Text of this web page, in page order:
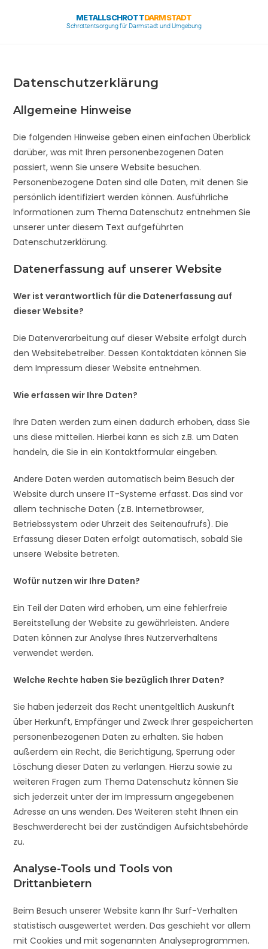
METALLSCHROTTDARMSTADT
Schrottentsorgung für Darmstadt und Umgebung
Datenschutzerklärung
Allgemeine Hinweise
Die folgenden Hinweise geben einen einfachen Überblick
darüber, was mit Ihren personenbezogenen Daten
passiert, wenn Sie unsere Website besuchen.
Personenbezogene Daten sind alle Daten, mit denen Sie
persönlich identifiziert werden können. Ausführliche
Informationen zum Thema Datenschutz entnehmen Sie
unserer unter diesem Text aufgeführten
Datenschutzerklärung.
Datenerfassung auf unserer Website
Wer ist verantwortlich für die Datenerfassung auf
dieser Website?
Die Datenverarbeitung auf dieser Website erfolgt durch
den Websitebetreiber. Dessen Kontaktdaten können Sie
dem Impressum dieser Website entnehmen.
Wie erfassen wir Ihre Daten?
Ihre Daten werden zum einen dadurch erhoben, dass Sie
uns diese mitteilen. Hierbei kann es sich z.B. um Daten
handeln, die Sie in ein Kontaktformular eingeben.
Andere Daten werden automatisch beim Besuch der
Website durch unsere IT-Systeme erfasst. Das sind vor
allem technische Daten (z.B. Internetbrowser,
Betriebssystem oder Uhrzeit des Seitenaufrufs). Die
Erfassung dieser Daten erfolgt automatisch, sobald Sie
unsere Website betreten.
Wofür nutzen wir Ihre Daten?
Ein Teil der Daten wird erhoben, um eine fehlerfreie
Bereitstellung der Website zu gewährleisten. Andere
Daten können zur Analyse Ihres Nutzerverhaltens
verwendet werden.
Welche Rechte haben Sie bezüglich Ihrer Daten?
Sie haben jederzeit das Recht unentgeltlich Auskunft
über Herkunft, Empfänger und Zweck Ihrer gespeicherten
personenbezogenen Daten zu erhalten. Sie haben
außerdem ein Recht, die Berichtigung, Sperrung oder
Löschung dieser Daten zu verlangen. Hierzu sowie zu
weiteren Fragen zum Thema Datenschutz können Sie
sich jederzeit unter der im Impressum angegebenen
Adresse an uns wenden. Des Weiteren steht Ihnen ein
Beschwerderecht bei der zuständigen Aufsichtsbehörde
zu.
Analyse-Tools und Tools von
Drittanbietern
Beim Besuch unserer Website kann Ihr Surf-Verhalten
statistisch ausgewertet werden. Das geschieht vor allem
mit Cookies und mit sogenannten Analyseprogrammen.